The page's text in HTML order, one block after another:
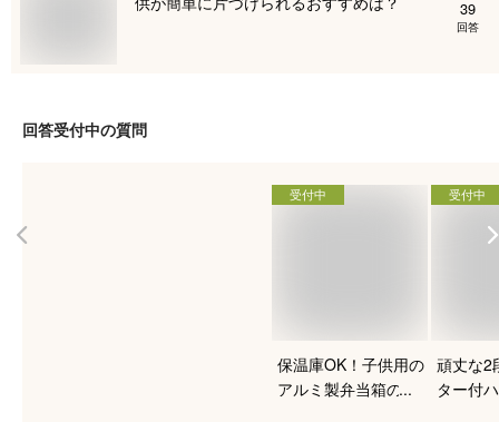
39
回答
回答受付中の質問
受付中
保温庫OK！子供用の
アルミ製弁当箱のお
受付中
頑丈な2
ター付